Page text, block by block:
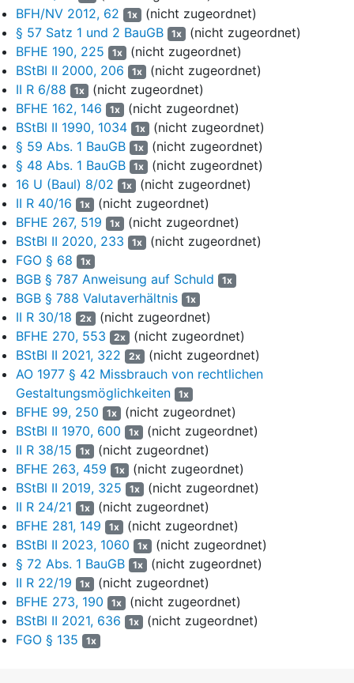
anzuwenden, da er das Umlegungsverfahren stellvertretend für
die Gemeinden als Grundstückseigentümer geführt habe. Eine
vollständige Steuerbefreiung ergebe sich jedenfalls bei einer
wertenden Zusammenschau von § 1 Abs. 1 Nr. 3 Satz 2
Buchst. b i.V.m.§ 4 Nr. 1 GrEStG, da es sich bei dem
Grundstückserwerb des Klägers im Umlegungsverfahren
lediglich um einen abgekürzten Leistungsweg handele. Die
Gemeinden hätten ihre Grundstücke auch bereits vor Beginn
des Umlegungsverfahrens auf den Kläger übertragen oder
aber die weiteren Grundstücke im Rahmen der Umlegung
selbst erwerben können, um sie anschließend an den Kläger
zu übertragen. In beiden Fällen wäre der Grundstückserwerb
des Klägers von der Grunderwerbsteuer befreit gewesen.
8
Der Kläger beantragt,
die Vorentscheidung aufzuheben und den
Grunderwerbsteuerbescheid vom 17.06.2020 dahin
abzuändern, dass die Grunderwerbsteuer auf 0 € herabgesetzt
wird.
9
Das FA beantragt,
die Revision als unbegründet zurückzuweisen.
Entscheidungsgründe
II.
10 Die Revision ist unbegründet und daher gemäß
Abs. 2 der Finanzgerichtsordnung
zurückzuweisen.
11
Das FG hat zu Recht entschieden, dass der im Wege der
Umlegung erfolgte Grundstückserwerb des Klägers der
Grunderwerbsteuer unterliegt (hierzu 1.) und eine
Steuerbefreiung weder aufgrund von § 1 Abs. 1 Nr. 3 Satz 2
Buchst. b GrEStG (hierzu 2. und 3.) noch aufgrund von
Nr. 1 GrEStG(hierzu 4.) noch aufgrund einer wertenden
Zusammenschau von § 1 Abs. 1 Nr. 3 Satz 2 Buchst. b i.V.m.
§ 4 Nr. 1 GrEStG
BFH/NV 2012, 62
1x (nicht zugeordnet)
§ 57 Satz 1 und 2 BauGB
1x (nicht zugeordnet)
BFHE 190, 225
1x (nicht zugeordnet)
BStBl II 2000, 206
1x (nicht zugeordnet)
II R 6/88
1x (nicht zugeordnet)
BFHE 162, 146
1x (nicht zugeordnet)
BStBl II 1990, 1034
1x (nicht zugeordnet)
§ 59 Abs. 1 BauGB
1x (nicht zugeordnet)
§ 48 Abs. 1 BauGB
1x (nicht zugeordnet)
16 U (Baul) 8/02
1x (nicht zugeordnet)
II R 40/16
1x (nicht zugeordnet)
BFHE 267, 519
1x (nicht zugeordnet)
BStBl II 2020, 233
1x (nicht zugeordnet)
FGO § 68
1x
BGB § 787 Anweisung auf Schuld 1x
BGB § 788 Valutaverhältnis 1x
II R 30/18 2x (nicht zugeordnet)
BFHE 270, 553
2x (nicht zugeordnet)
BStBl II 2021, 322
2x (nicht zugeordnet)
AO 1977 § 42 Missbrauch von rechtlichen
Gestaltungsmöglichkeiten
1x
BFHE 99, 250 1x (nicht zugeordnet)
BStBl II 1970, 600
1x (nicht zugeordnet)
II R 38/15
1x (nicht zugeordnet)
BFHE 263, 459
1x (nicht zugeordnet)
BStBl II 2019, 325
1x (nicht zugeordnet)
II R 24/21
1x (nicht zugeordnet)
BFHE 281, 149
1x (nicht zugeordnet)
BStBl II 2023, 1060
1x (nicht zugeordnet)
§ 72 Abs. 1 BauGB
1x (nicht zugeordnet)
II R 22/19
1x (nicht zugeordnet)
BFHE 273, 190
1x (nicht zugeordnet)
BStBl II 2021, 636
1x (nicht zugeordnet)
FGO § 135
1x